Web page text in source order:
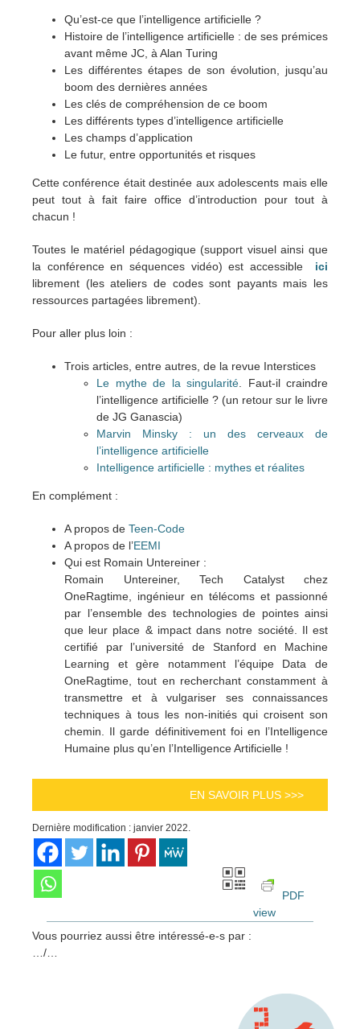
Qu’est-ce que l’intelligence artificielle ?
Histoire de l’intelligence artificielle : de ses prémices
avant même JC, à Alan Turing
Les différentes étapes de son évolution, jusqu’au
boom des dernières années
Les clés de compréhension de ce boom
Les différents types d’intelligence artificielle
Les champs d’application
Le futur, entre opportunités et risques
Cette conférence était destinée aux adolescents mais elle
peut tout à fait faire office d’introduction pour tout à
chacun !
Toutes le matériel pédagogique (support visuel ainsi que
la conférence en séquences vidéo) est accessible
ici
librement (les ateliers de codes sont payants mais les
ressources partagées librement).
Pour aller plus loin :
Trois articles, entre autres, de la revue Interstices
Le mythe de la singularité . Faut-il craindre
l’intelligence artificielle ? (un retour sur le livre
de JG Ganascia)
Marvin Minsky : un des cerveaux de
l’intelligence artificielle
Intelligence artificielle : mythes et réalites
En complément :
A propos de Teen-Code
A propos de l’EEMI
Qui est Romain Untereiner :
Romain Untereiner, Tech Catalyst chez
OneRagtime, ingénieur en télécoms et passionné
par l’ensemble des technologies de pointes ainsi
que leur place & impact dans notre société. Il est
certifié par l’université de Stanford en Machine
Learning et gère notamment l’équipe Data de
OneRagtime, tout en recherchant constamment à
transmettre et à vulgariser ses connaissances
techniques à tous les non-initiés qui croisent son
chemin. Il garde définitivement foi en l’Intelligence
Humaine plus qu’en l’Intelligence Artificielle !
EN SAVOIR PLUS >>>
Dernière modification : janvier 2022.
PDF
view
Vous pourriez aussi être intéressé-e-s par :
…/…